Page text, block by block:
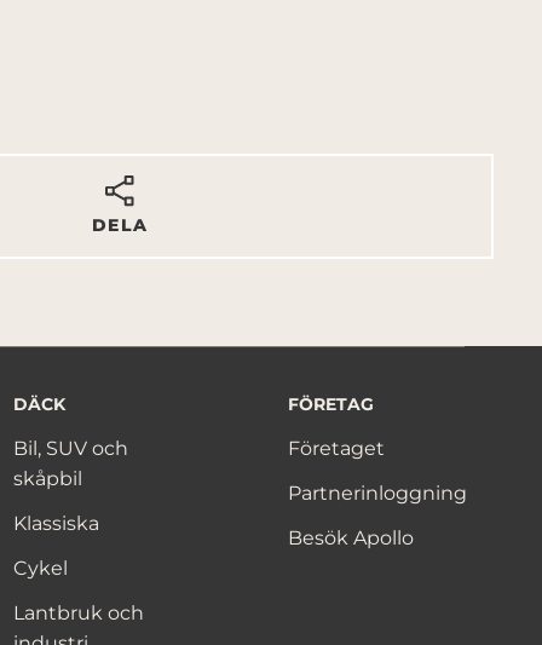
DELA
DÄCK
Bil, SUV och
skåpbil
Klassiska
Cykel
Lantbruk och
FÖRETAG
Företaget
Partnerinloggning
Besök Apollo